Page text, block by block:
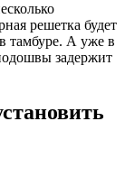
решетка будет
тамбуре. А уже в
задержит